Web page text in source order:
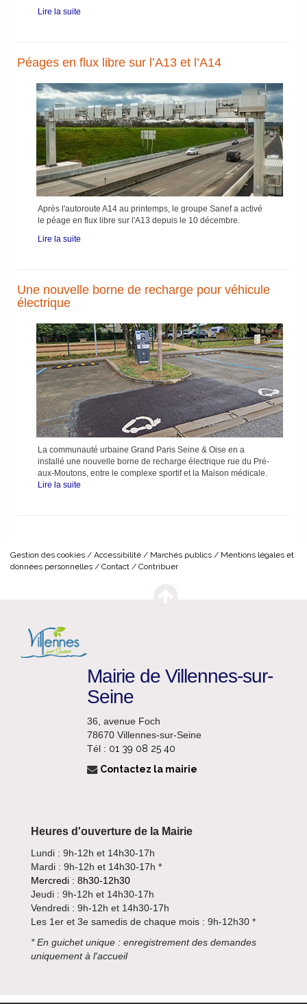
Lire la suite
Péages en flux libre sur l’A13 et l’A14
Après l'autoroute A14 au printemps, le groupe Sanef a activé
le péage en flux libre sur l'A13 depuis le 10 décembre.
Lire la suite
Une nouvelle borne de recharge pour véhicule
électrique
La communauté urbaine Grand Paris Seine & Oise en a
installé une nouvelle borne de recharge électrique rue du Pré-
aux-Moutons, entre le complexe sportif et la Maison médicale.
Lire la suite
Gestion des cookies Accessibilité Marchés publics
Mentions légales et
données personnelles
Contact Contribuer
Mairie de Villennes-sur-
Seine
36, avenue Foch
78670 Villennes-sur-Seine
Tél : 01 39 08 25 40
Contactez la mairie
Heures d'ouverture de la Mairie
Lundi : 9h-12h et 14h30-17h
Mardi : 9h-12h et 14h30-17h *
Mercredi : 8h30-12h30
Jeudi : 9h-12h et 14h30-17h
Vendredi : 9h-12h et 14h30-17h
Les 1er et 3e samedis de chaque mois : 9h-12h30 *
*En guichet unique : enregistrement des demandes
uniquement à l'accueil